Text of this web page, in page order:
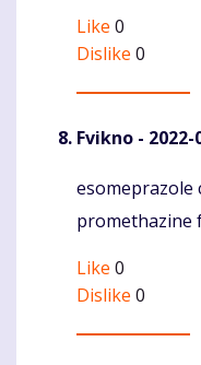
Like 0
Dislike 0
Fvikno - 2022-
Komentaras
esomeprazole
promethazine
Like 0
Dislike 0